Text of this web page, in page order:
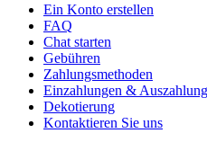
Ein Konto erstellen
FAQ
Chat starten
Gebühren
Zahlungsmethoden
Einzahlungen &
Dekotierung
Kontaktieren Sie uns